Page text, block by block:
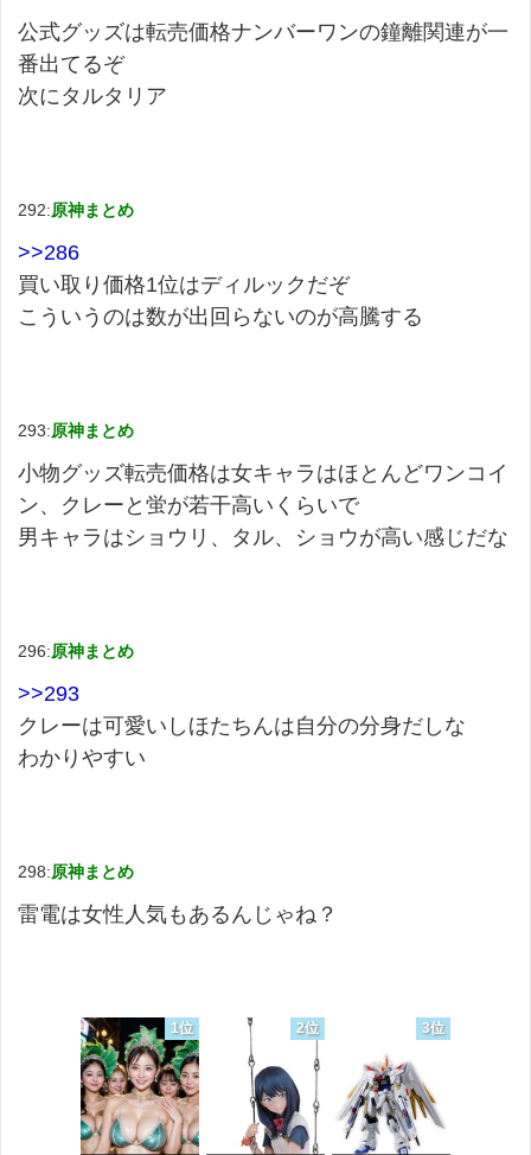
公式グッズは転売価格ナンバーワンの鐘離関連が一
番出てるぞ
次にタルタリア
292:原神まとめ
>>286
買い取り価格1位はディルックだぞ
こういうのは数が出回らないのが高騰する
293:原神まとめ
小物グッズ転売価格は女キャラはほとんどワンコイ
ン、クレーと蛍が若干高いくらいで
男キャラはショウリ、タル、ショウが高い感じだな
296:原神まとめ
>>293
クレーは可愛いしほたちんは自分の分身だしな
わかりやすい
298:原神まとめ
雷電は女性人気もあるんじゃね？
1位 2位 3位